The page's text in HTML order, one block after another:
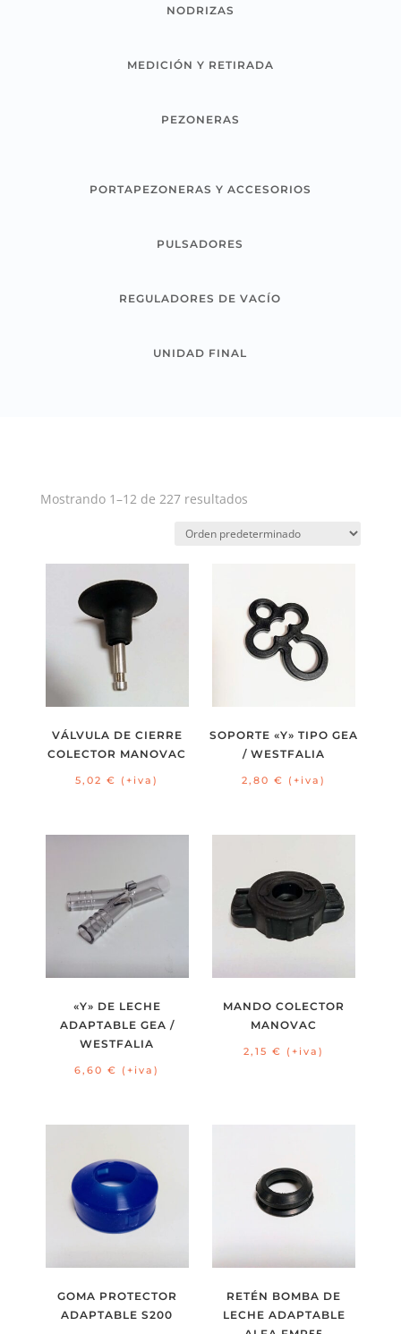
NODRIZAS
MEDICIÓN Y RETIRADA
PEZONERAS
PORTAPEZONERAS Y ACCESORIOS
PULSADORES
REGULADORES DE VACÍO
UNIDAD FINAL
Mostrando 1–12 de 227 resultados
VÁLVULA DE CIERRE
COLECTOR MANOVAC
5,02€ (+iva)
SOPORTE «Y» TIPO GEA
/ WESTFALIA
2,80€ (+iva)
«Y» DE LECHE
ADAPTABLE GEA /
WESTFALIA
6,60€ (+iva)
MANDO COLECTOR
MANOVAC
2,15€ (+iva)
GOMA PROTECTOR
ADAPTABLE S200
RETÉN BOMBA DE
LECHE ADAPTABLE